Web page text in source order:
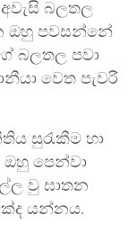
බලතල
ඔහු පවසන්නේ
බලතල පවා
වෙත පැවරී
සුරැකීම හා
ඔහු පෙන්වා
වු ඝාතන
යන්නය.